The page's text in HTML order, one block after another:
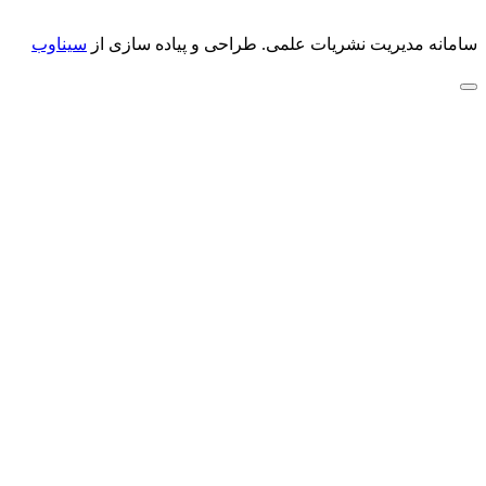
سامانه مدیریت نشریات علمی. طراحی و پیاده سازی از سیناوب